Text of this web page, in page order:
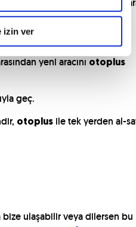
izin ver
güvencesi ile anında
yeni aracını otoplus
geç.
otoplus ile tek yerden al-
bize ulaşabilir veya dilersen bu